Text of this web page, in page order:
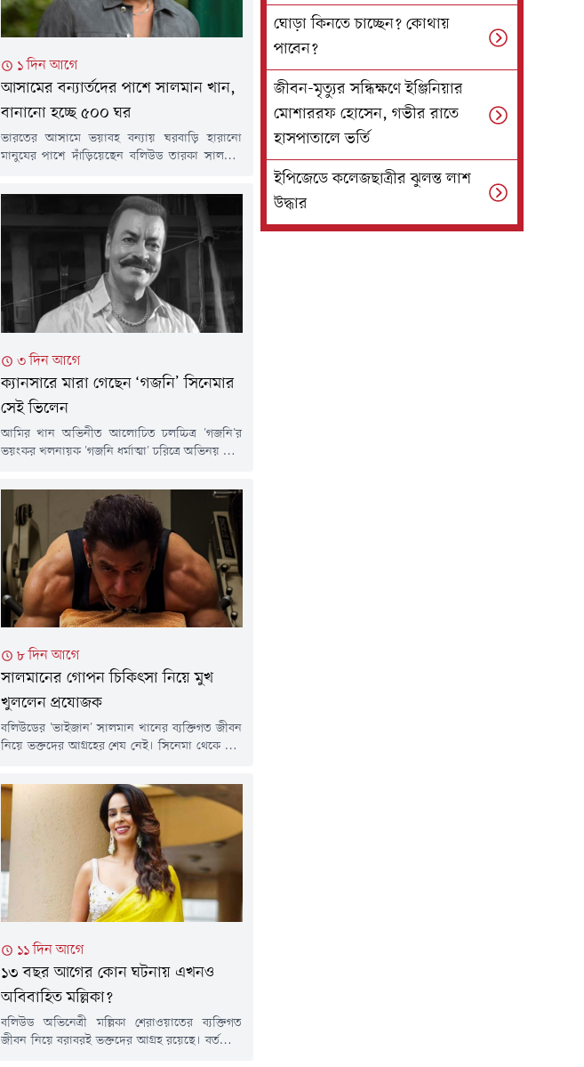
১ দিন আগে
আসামের বন্যার্তদের পাশে সালমান খান,
বানানো হচ্ছে ৫০০ ঘর
ভারতের আসামে ভয়াবহ বন্যায় ঘরবাড়ি হারানো
মানুষের পাশে দাঁড়িয়েছেন বলিউড তারকা সালমান
যৌথভাবে তিনি ক্ষতিগ্রস্ত পরিবারের জন্য ৫০০টি
আধা-পাকা ঘর নির্মাণের উদ্যোগ নিয়েছেন।শুক্রবার
ভারতীয় সংবাদমাধ্যম বলিউড হাঙ্গামার প্রতিবেদনে এ
তথ্য জানানো হয়।প্রতিবেদনে বলা হয়, এর আগে
বন্যার শুরুতে সালমান খানের দাতব্য প্রতিষ্ঠান বিয়িং
হিউম্যান...
৩ দিন আগে
ক্যানসারে মারা গেছেন ‘গজনি’ সিনেমার
সেই ভিলেন
আমির খান অভিনীত আলোচিত চলচ্চিত্র 'গজনি'র
ভয়ংকর খলনায়ক 'গজনি ধর্মাত্মা' চরিত্রে অভিনয় করে
অভিনেতা প্রদীপ সিং রাওয়াত আর নেই। রক্তের
ক্যানসারের সাথে দীর্ঘ লড়াই শেষে মঙ্গলবার ৭৪ বছর
বয়সে তিনি মারা গেছেন।অভিনেতার মৃত্যুর খবর
নিশ্চিত করেছেন তাঁর ব্যবস্থাপক সিদ্ধার্থ তিওয়ারি।
ভারতীয় সংবাদমাধ্যমকে তিনি...
৮ দিন আগে
সালমানের গোপন চিকিৎসা নিয়ে মুখ
খুললেন প্রযোজক
বলিউডের 'ভাইজান' সালমান খানের ব্যক্তিগত জীবন
নিয়ে ভক্তদের আগ্রহের শেষ নেই। সিনেমা থেকে শুরু
নিয়েই থাকে আলোচনা। এবার সালমানের একটি
পুরোনো ঘটনা সামনে আনলেন প্রযোজক শৈলেন্দ্র
সিং।সালমান খানের সাথে তাঁর এক বিশেষ সাক্ষাতের
স্মৃতি শেয়ার করে শৈলেন্দ্র জানান, বহু বছর আগে
মুম্বাইয়ের গ্যালাক্সি অ্যাপার্টমেন্টে...
১১ দিন আগে
১৩ বছর আগের কোন ঘটনায় এখনও
অবিবাহিত মল্লিকা?
বলিউড অভিনেত্রী মল্লিকা শেরাওয়াতের ব্যক্তিগত
জীবন নিয়ে বরাবরই ভক্তদের আগ্রহ রয়েছে। বর্তমানে
ঘোড়া কিনতে চাচ্ছেন? কোথায়
পাবেন?
জীবন-মৃত্যুর সন্ধিক্ষণে ইঞ্জিনিয়ার
মোশাররফ হোসেন, গভীর রাতে
হাসপাতালে ভর্তি
ইপিজেডে কলেজছাত্রীর ঝুলন্ত লাশ
উদ্ধার